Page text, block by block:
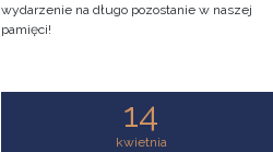
wydarzenie na długo pozostanie w naszej
pamięci!
14
kwietnia